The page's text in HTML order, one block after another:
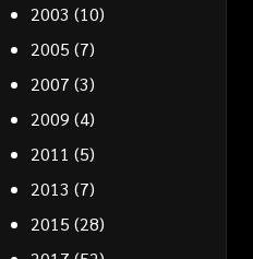
2003 (10)
2005 (7)
2007 (3)
2009 (4)
2011 (5)
2013 (7)
2015 (28)